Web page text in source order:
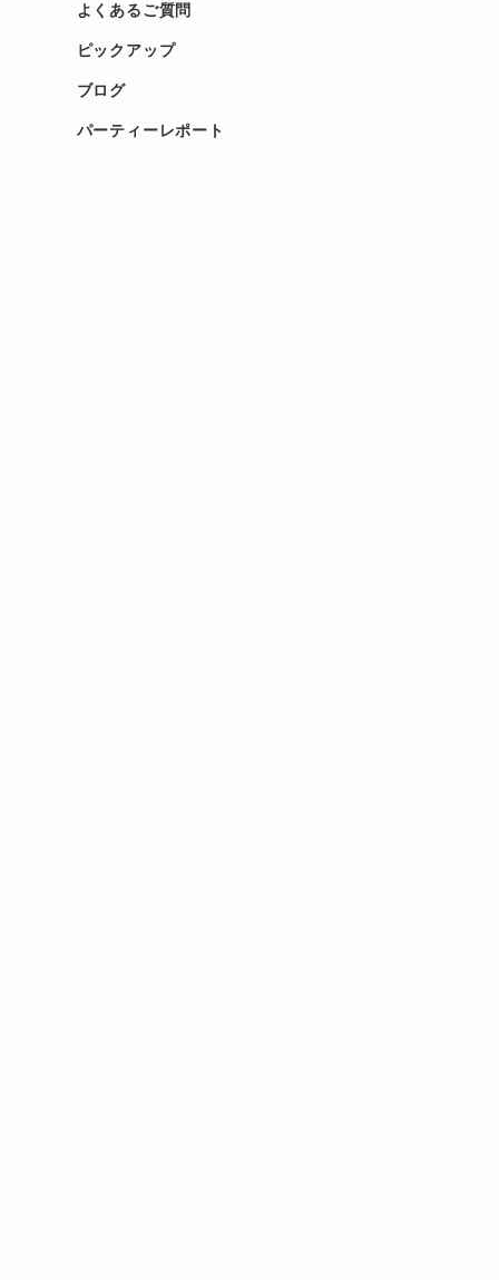
よくあるご質問
ピックアップ
ブログ
パーティーレポート